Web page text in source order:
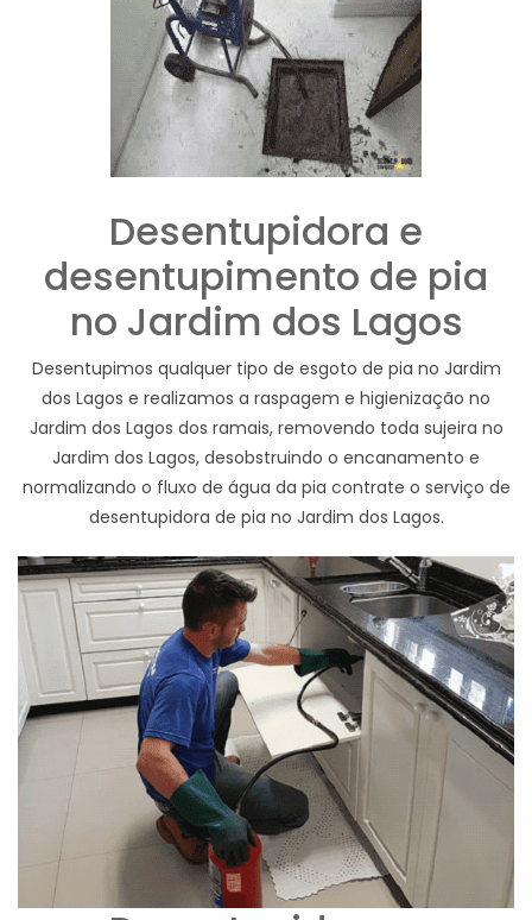
Desentupidora e
desentupimento de pia
no Jardim dos Lagos
Desentupimos qualquer tipo de esgoto de pia no Jardim
dos Lagos e realizamos a raspagem e higienização no
Jardim dos Lagos dos ramais, removendo toda sujeira no
Jardim dos Lagos, desobstruindo o encanamento e
normalizando o fluxo de água da pia contrate o serviço de
desentupidora de pia no Jardim dos Lagos.